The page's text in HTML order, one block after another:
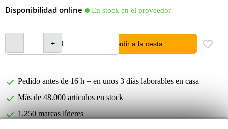
Disponibilidad online En stock en el proveedor
añadir a la cesta
Pedido antes de 16 h = en unos 3 días laborables en casa
Más de 48.000 artículos en stock
1.250 marcas líderes